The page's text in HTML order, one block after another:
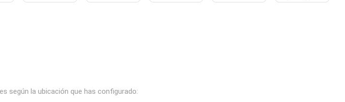
según la ubicación que has configurado: